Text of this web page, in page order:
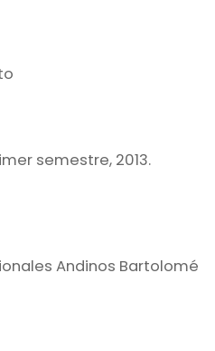
semestre, 2013.
Andinos Bartolomé